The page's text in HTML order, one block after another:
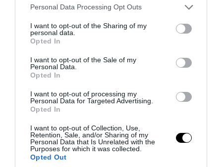
Please note that this website/app uses one or more Google
not limited to your visit or usage behaviour. You may click to
grant or deny consent to Google and its third-party tags to
use your data for below specified purposes in below Google
consent section.
Personal Data Processing Opt Outs
I want to opt-out of the Sharing of my
personal data.
Opted In
I want to opt-out of the Sale of my
Personal Data.
Opted In
I want to opt-out of processing my
Personal Data for Targeted Advertising.
Opted In
I want to opt-out of Collection, Use,
Retention, Sale, and/or Sharing of my
Personal Data that Is Unrelated with the
Purposes for which it was collected.
Opted Out
PRONEWS.GR /PROVOCATEUR
Ν.Χαρδαλιάς: «Καμία ανεμογεννήτρια σε
προστατευόμενες και πυρόπληκτες